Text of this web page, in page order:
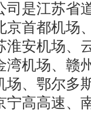
司是江苏省
京首都机场
淮安机场、
湾机场、赣
场、鄂尔多
宁高高速、